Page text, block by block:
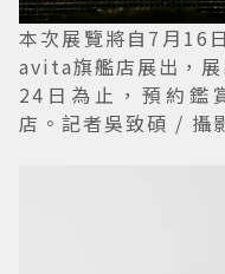
本次展覽將自7月16
avita旗艦店展出，
24日為止，預約鑑
店。記者吳致碩 / 攝